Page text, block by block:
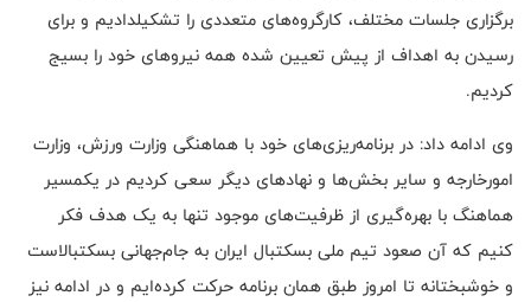
برگزاری جلسات مختلف، کارگروه‌های متعددی را تشکیلدادیم و برای
رسیدن به اهداف از پیش تعیین شده همه نیروهای خود را بسیج
کردیم.
وی ادامه داد: در برنامه‌ریزی‌های خود با هماهنگی وزارت ورزش، وزارت
امورخارجه و سایر بخش‌ها و نهادهای دیگر سعی کردیم در یکمسیر
هماهنگ با بهره‌گیری از ظرفیت‌های موجود تنها به یک هدف فکر
کنیم که آن صعود تیم ملی بسکتبال ایران به جام‌جهانی بسکتبالاست
و خوشبختانه تا امروز طبق همان برنامه حرکت کرده‌ایم و در ادامه نیز